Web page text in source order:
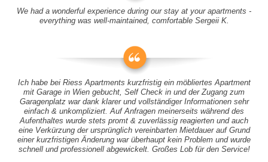
We had a wonderful experience during our stay at your apartments -
everything was well-maintained, comfortable Sergeii K.
Ich habe bei Riess Apartments kurzfristig ein möbliertes Apartment
mit Garage in Wien gebucht, Self Check in und der Zugang zum
Garagenplatz war dank klarer und vollständiger Informationen sehr
einfach & unkompliziert. Auf Anfragen meinerseits während des
Aufenthaltes wurde stets promt & zuverlässig reagierten und auch
eine Verkürzung der ursprünglich vereinbarten Mietdauer auf Grund
einer kurzfristigen Änderung war überhaupt kein Problem und wurde
schnell und professionell abgewickelt. Großes Lob für den Service!